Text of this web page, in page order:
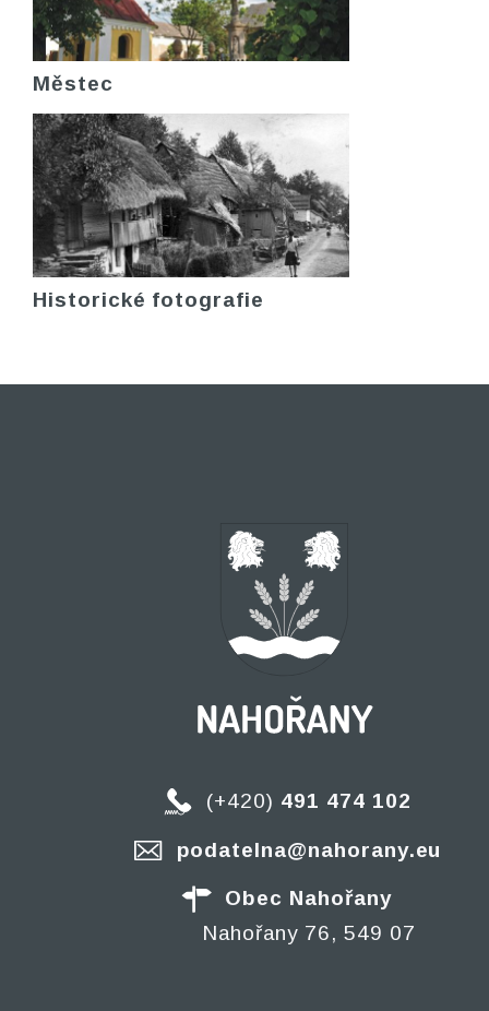
Městec
Historické fotografie
(+420) 491 474 102
podatelna@nahorany.eu
Obec Nahořany
Nahořany 76, 549 07